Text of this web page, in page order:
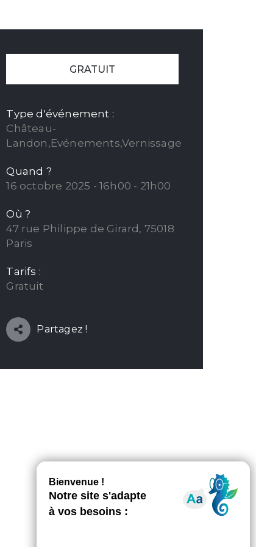
GRATUIT
Type d'événement :
Château-
Landon,Evénements,Vernissage
Quand ?
16 octobre 2025 - 16h00 - 21h00
Où ?
47 rue Philippe de Girard, 75018
Paris
Tarifs :
Gratuit
Partagez !